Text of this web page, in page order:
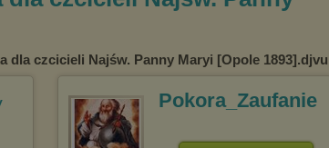
dla czcicieli Najśw. Panny Maryi [Opole 1893].djvu
Pokora_Zaufanie